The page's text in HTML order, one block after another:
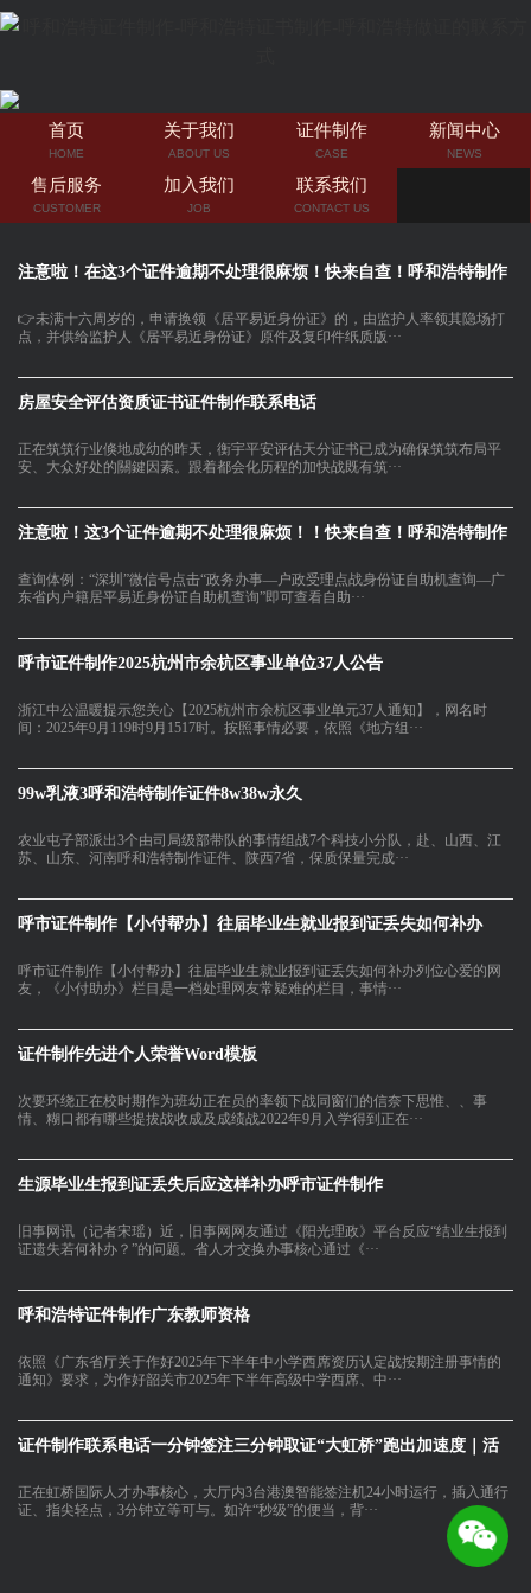
首页
HOME
关于我们
ABOUT US
证件制作
CASE
新闻中心
NEWS
售后服务
CUSTOMER
加入我们
JOB
联系我们
CONTACT US
注意啦！在这3个证件逾期不处理很麻烦！快来自查！呼和浩特制作
👉未满十六周岁的，申请换领《居平易近身份证》的，由监护人率领其隐场打
点，并供给监护人《居平易近身份证》原件及复印件纸质版···
房屋安全评估资质证书证件制作联系电话
正在筑筑行业倏地成幼的昨天，衡宇平安评估天分证书已成为确保筑筑布局平
安、大众好处的關鍵因素。跟着都会化历程的加快战既有筑···
注意啦！这3个证件逾期不处理很麻烦！！快来自查！呼和浩特制作
查询体例：“深圳”微信号点击“政务办事—户政受理点战身份证自助机查询—广
东省内户籍居平易近身份证自助机查询”即可查看自助···
呼市证件制作2025杭州市余杭区事业单位37人公告
浙江中公温暖提示您关心【2025杭州市余杭区事业单元37人通知】，网名时
间：2025年9月119时9月1517时。按照事情必要，依照《地方组···
99w乳液3呼和浩特制作证件8w38w永久
农业屯子部派出3个由司局级部带队的事情组战7个科技小分队，赴、山西、江
苏、山东、河南呼和浩特制作证件、陕西7省，保质保量完成···
呼市证件制作【小付帮办】往届毕业生就业报到证丢失如何补办
呼市证件制作【小付帮办】往届毕业生就业报到证丢失如何补办列位心爱的网
友，《小付助办》栏目是一档处理网友常疑难的栏目，事情···
证件制作先进个人荣誉Word模板
次要环绕正在校时期作为班幼正在员的率领下战同窗们的信奈下思惟、、事
情、糊口都有哪些提拔战收成及成绩战2022年9月入学得到正在···
生源毕业生报到证丢失后应这样补办呼市证件制作
旧事网讯（记者宋瑶）近，旧事网网友通过《阳光理政》平台反应“结业生报到
证遗失若何补办？”的问题。省人才交换办事核心通过《···
呼和浩特证件制作广东教师资格
依照《广东省厅关于作好2025年下半年中小学西席资历认定战按期注册事情的
通知》要求，为作好韶关市2025年下半年高级中学西席、中···
证件制作联系电话一分钟签注三分钟取证“大虹桥”跑出加速度｜活
正在虹桥国际人才办事核心，大厅内3台港澳智能签注机24小时运行，插入通行
证、指尖轻点，3分钟立等可与。如许“秒级”的便当，背···